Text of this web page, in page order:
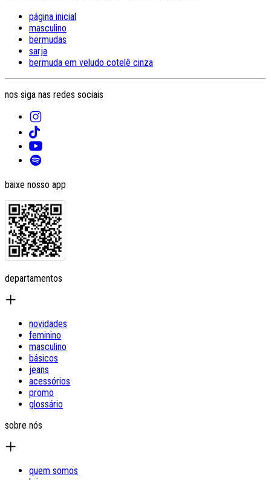
página inicial
masculino
bermudas
sarja
bermuda em veludo cotelê cinza
nos siga nas redes sociais
baixe nosso app
departamentos
novidades
feminino
masculino
básicos
jeans
acessórios
promo
glossário
sobre nós
quem somos